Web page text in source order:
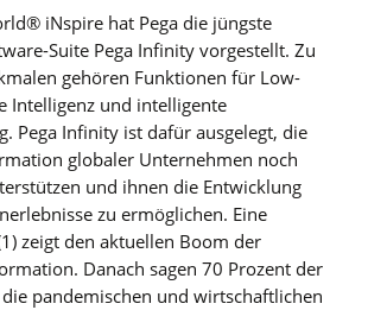
iNspire hat Pega die jüngste
Suite Pega Infinity vorgestellt. Zu
gehören Funktionen für Low-
Intelligenz und intelligente
Pega Infinity ist dafür ausgelegt, die
globaler Unternehmen noch
und ihnen die Entwicklung
zu ermöglichen. Eine
zeigt den aktuellen Boom der
Danach sagen 70 Prozent der
pandemischen und wirtschaftlichen